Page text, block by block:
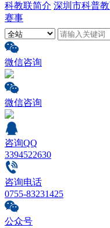
科教联简介 深圳市科普
赛事
微信咨询
微信咨询
咨询QQ
3394522630
咨询电话
0755-83231425
公众号